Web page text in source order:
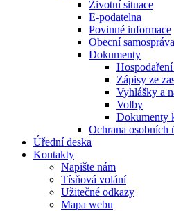
Životní situace
E-podatelna
Povinné informace
Obecní samospráva
Dokumenty
Zápisy ze
Vyhlášky a
Volby
Dokumenty
Ochrana osobních
Úřední deska
Kontakty
Napište nám
Tísňová volání
Užitečné odkazy
Mapa webu